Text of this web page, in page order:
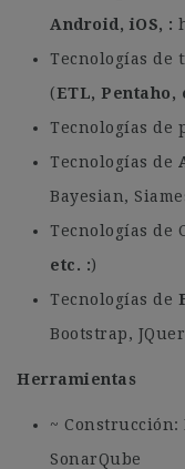
Android, iOS,
Tecnologías de
(ETL, Pentaho,
Tecnologías de
Tecnologías de
Bayesian,
Tecnologías de
etc.
)
Tecnologías de
Bootstrap,
Herramientas
~ Construcción:
SonarQube